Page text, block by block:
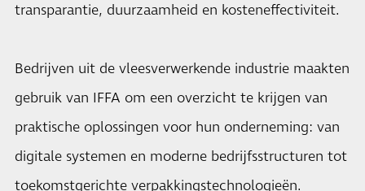
transparantie, duurzaamheid en kosteneffectiviteit.
Bedrijven uit de vleesverwerkende industrie maakten
gebruik van IFFA om een overzicht te krijgen van
praktische oplossingen voor hun onderneming: van
digitale systemen en moderne bedrijfsstructuren tot
toekomstgerichte verpakkingstechnologieën.